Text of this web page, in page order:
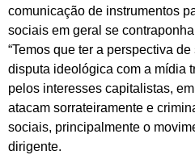
comunicação de instrumentos
sociais em geral se
“Temos que ter a perspectiva
disputa ideológica com a mídia
pelos interesses capitalistas,
atacam sorrateiramente e
sociais, principalmente o
dirigente.